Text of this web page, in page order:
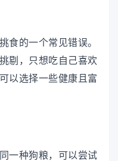
食的一个常见错误。
剔，只想吃自己喜欢
以选择一些健康且富
一种狗粮，可以尝试